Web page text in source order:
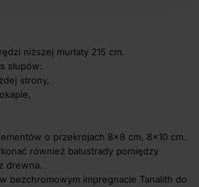
niższej murłaty 215 cm.
słupów:
strony,
o przekrojach 8×8 cm, 8×10 cm.
również balustrady pomiędzy
drewna.
bezchromowym impregnacie Tanalith do